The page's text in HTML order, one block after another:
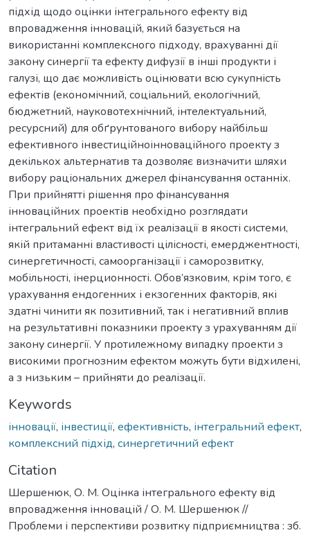
підхід щодо оцінки інтегрального ефекту від
впровадження інновацій, який базується на
використанні комплексного підходу, врахуванні дії
закону синергії та ефекту дифузії в інші продукти і
галузі, що дає можливість оцінювати всю сукупність
ефектів (економічний, соціальний, екологічний,
бюджетний, науковотехнічний, інтелектуальний,
ресурсний) для обґрунтованого вибору найбільш
ефективного інвестиційноінноваційного проекту з
декількох альтернатив та дозволяє визначити шляхи
вибору раціональних джерел фінансування останніх.
При прийнятті рішення про фінансування
інноваційних проектів необхідно розглядати
інтегральний ефект від їх реалізації в якості системи,
якій притаманні властивості цілісності, емерджентності,
синергетичності, самоорганізації і саморозвитку,
мобільності, інерционності. Обов’язковим, крім того, є
урахування ендогенних і екзогенних факторів, які
здатні чинити як позитивний, так і негативний вплив
на результативні показники проекту з урахуванням дії
закону синергії. У протилежному випадку проекти з
високими прогнозним ефектом можуть бути відхилені,
а з низьким – прийняти до реалізації.
Keywords
інновації, інвестиції, ефективність, інтегральний ефект,
комплексний підхід, синергетичний ефект
Citation
Шершенюк, О. М. Оцінка інтегрального ефекту від
впровадження інновацій / О. М. Шершенюк //
Проблеми і перспективи розвитку підприємництва : зб.